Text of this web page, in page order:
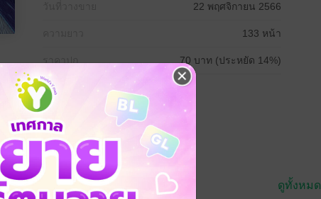
22 พฤศจิกายน 2566
133 หน้า
ราคาปก 70 บาท (ประหยัด 14%)
ขาวบูรพาไร้พ่าย
ดูทั้งหมด